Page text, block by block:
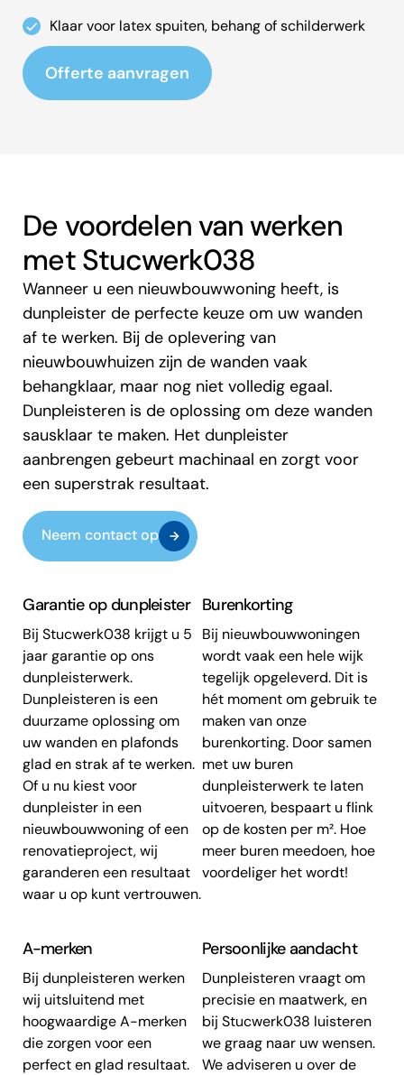
Klaar voor latex spuiten, behang of schilderwerk
Offerte aanvragen
De voordelen van werken
met Stucwerk038
Wanneer u een nieuwbouwwoning heeft, is
dunpleister de perfecte keuze om uw wanden
af te werken. Bij de oplevering van
nieuwbouwhuizen zijn de wanden vaak
behangklaar, maar nog niet volledig egaal.
Dunpleisteren is de oplossing om deze wanden
sausklaar te maken. Het dunpleister
aanbrengen gebeurt machinaal en zorgt voor
een superstrak resultaat.
Neem contact op
Garantie op dunpleister
Bij Stucwerk038 krijgt u 5
jaar garantie op ons
dunpleisterwerk.
Dunpleisteren is een
duurzame oplossing om
uw wanden en plafonds
glad en strak af te werken.
Of u nu kiest voor
dunpleister in een
nieuwbouwwoning of een
renovatieproject, wij
garanderen een resultaat
waar u op kunt vertrouwen.
Burenkorting
Bij nieuwbouwwoningen
wordt vaak een hele wijk
tegelijk opgeleverd. Dit is
hét moment om gebruik te
maken van onze
burenkorting. Door samen
met uw buren
dunpleisterwerk te laten
uitvoeren, bespaart u flink
op de kosten per m². Hoe
meer buren meedoen, hoe
voordeliger het wordt!
A-merken
Bij dunpleisteren werken
wij uitsluitend met
hoogwaardige A-merken
die zorgen voor een
perfect en glad resultaat.
Persoonlijke aandacht
Dunpleisteren vraagt om
precisie en maatwerk, en
bij Stucwerk038 luisteren
we graag naar uw wensen.
We adviseren u over de